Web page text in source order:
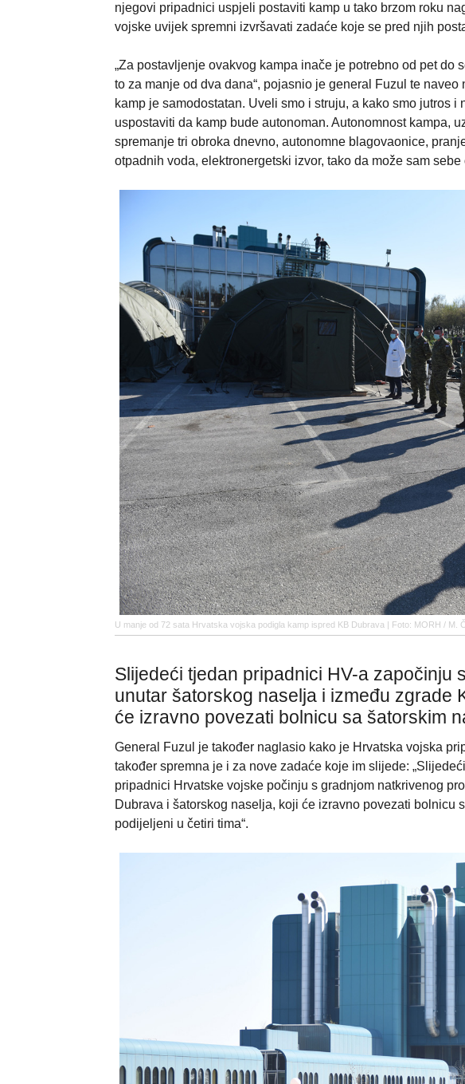
njegovi pripadnici uspjeli postaviti kamp u tako brzom roku
vojske uvijek spremni izvršavati zadaće koje se pred njih
„Za postavljenje ovakvog kampa inače je potrebno od pet
to za manje od dva dana“, pojasnio je general Fuzul te
kamp je samodostatan. Uveli smo i struju, a kako smo jutros
uspostaviti da kamp bude autonoman. Autonomnost kampa,
spremanje tri obroka dnevno, autonomne blagovaonice,
otpadnih voda, elektronergetski izvor, tako da može sam sebe
U manje od 72 sata Hrvatska vojska podigla kamp ispred KB Dubrava | Foto: MORH / M.
Slijedeći tjedan pripadnici HV-a započinju
unutar šatorskog naselja i između zgrade
će izravno povezati bolnicu sa šatorskim
General Fuzul je također naglasio kako je Hrvatska vojska
također spremna je i za nove zadaće koje im slijede:
pripadnici Hrvatske vojske počinju s gradnjom natkrivenog
Dubrava i šatorskog naselja, koji će izravno povezati bolnicu
podijeljeni u četiri tima“.